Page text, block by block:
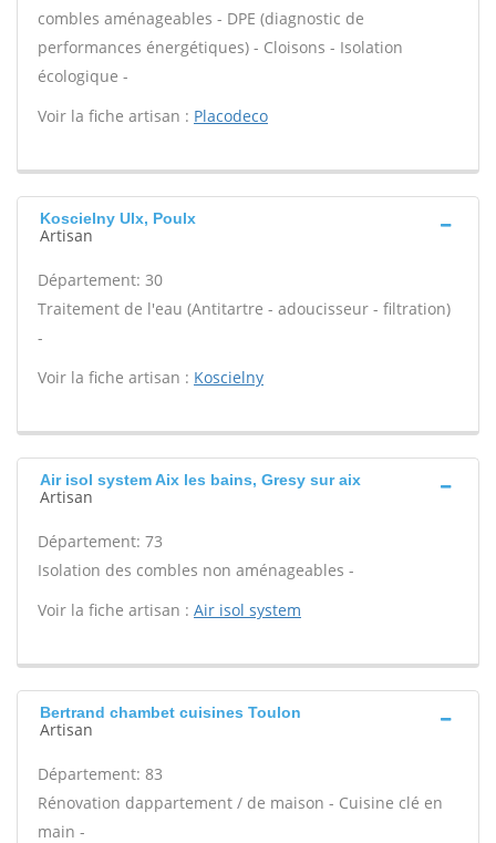
combles aménageables - DPE (diagnostic de
performances énergétiques) - Cloisons - Isolation
écologique -
Voir la fiche artisan : Placodeco
Koscielny Ulx, Poulx
Artisan
Département: 30
Traitement de l'eau (Antitartre - adoucisseur - filtration)
-
Voir la fiche artisan : Koscielny
Air isol system Aix les bains, Gresy sur aix
Artisan
Département: 73
Isolation des combles non aménageables -
Voir la fiche artisan : Air isol system
Bertrand chambet cuisines Toulon
Artisan
Département: 83
Rénovation dappartement / de maison - Cuisine clé en
main -